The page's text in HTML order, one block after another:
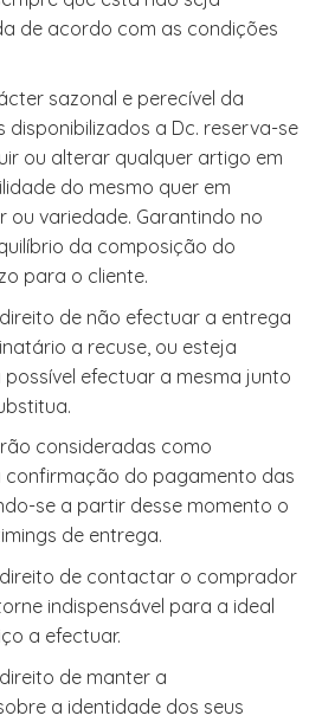
de acordo com as condições
sazonal e perecível da
disponibilizados a Dc. reserva-se
ou alterar qualquer artigo em
do mesmo quer em
ou variedade. Garantindo no
da composição do
para o cliente.
de não efectuar a entrega
a recuse, ou esteja
efectuar a mesma junto
consideradas como
do pagamento das
se a partir desse momento o
de entrega.
de contactar o comprador
indispensável para a ideal
a efectuar.
de manter a
a identidade dos seus